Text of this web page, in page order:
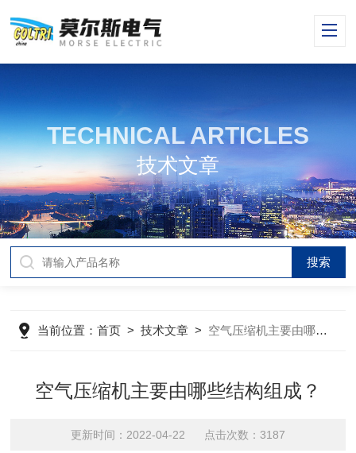
TECHNICAL ARTICLES
技术文章
当前位置：首页 >技术文章 > 空气压缩机主要由哪些结构组成？
空气压缩机主要由哪些结构组成？
更新时间：2022-04-22 点击次数：3187